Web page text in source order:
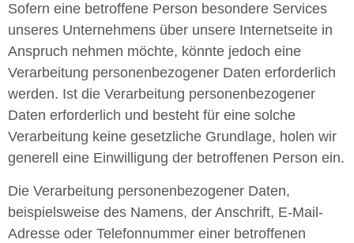
Sofern eine betroffene Person besondere Services
unseres Unternehmens über unsere Internetseite in
Anspruch nehmen möchte, könnte jedoch eine
Verarbeitung personenbezogener Daten erforderlich
werden. Ist die Verarbeitung personenbezogener
Daten erforderlich und besteht für eine solche
Verarbeitung keine gesetzliche Grundlage, holen wir
generell eine Einwilligung der betroffenen Person ein.
Die Verarbeitung personenbezogener Daten,
beispielsweise des Namens, der Anschrift, E-Mail-
Adresse oder Telefonnummer einer betroffenen